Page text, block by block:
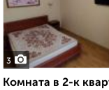
3
Комната в 2-к